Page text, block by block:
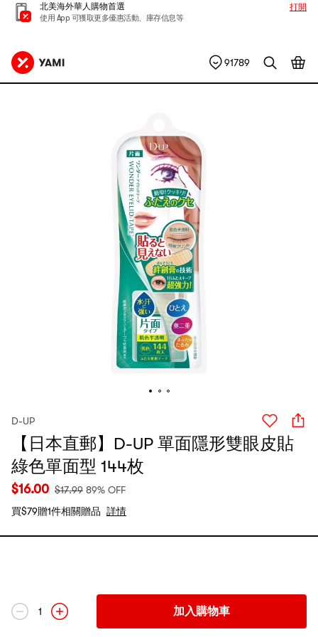
北美海外華人購物首選
使用 App 可獲取更多優惠活動、庫存信息等
打開
91789
D-UP
【日本直郵】D-UP 單面隱形雙眼皮貼
綠色單面型 144枚
$16.00 $17.99 89% OFF
買$79贈1件相關贈品 詳情
1 加入購物車